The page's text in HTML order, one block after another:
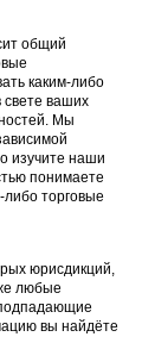
общий
каким-либо
свете ваших
Мы
изучите наши
понимаете
торговые
юрисдикций,
любые
вы найдёте